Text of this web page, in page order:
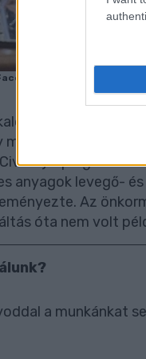
Pintér Bence
módosítását
anyagok levegő-
Az
óta nem volt
a munkánkat